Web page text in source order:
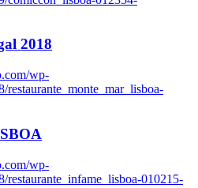
2018
wp-
restaurante_monte_mar_lisboa-
wp-
restaurante_infame_lisboa-010215-